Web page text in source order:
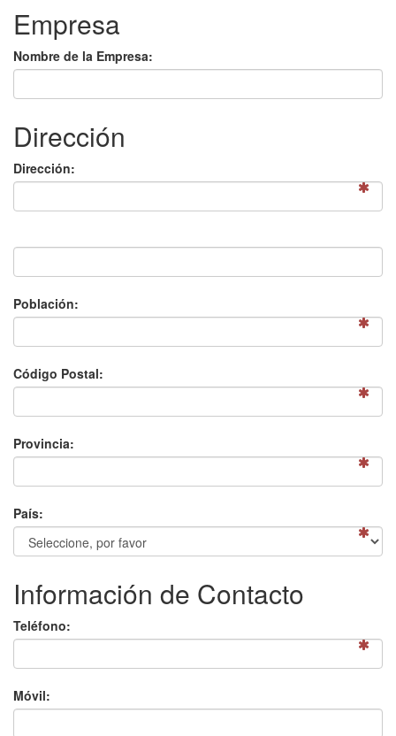
Empresa
Nombre de la Empresa:
Dirección
Dirección:
Población:
Código Postal:
Provincia:
País:
Información de Contacto
Teléfono:
Móvil: